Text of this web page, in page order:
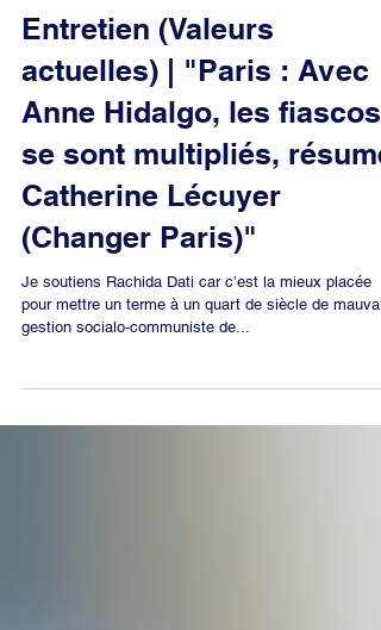
11 mai 2025 6 min de lecture
Entretien (Valeurs
actuelles) | "Paris : Avec
Anne Hidalgo, les fiascos
se sont multipliés, résume
Catherine Lécuyer
(Changer Paris)"
Je soutiens Rachida Dati car c’est la mieux placée